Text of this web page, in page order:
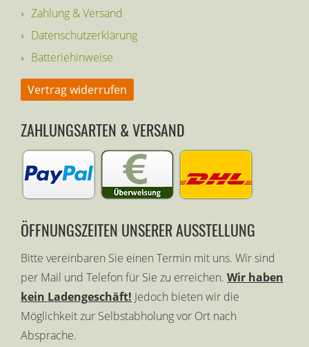
Zahlung & Versand
Datenschutzerklärung
Batteriehinweise
Vertrag widerrufen
ZAHLUNGSARTEN & VERSAND
ÖFFNUNGSZEITEN UNSERER AUSSTELLUNG
Bitte vereinbaren Sie einen Termin mit uns. Wir sind
per Mail und Telefon für Sie zu erreichen. Wir haben
kein Ladengeschäft! Jedoch bieten wir die
Möglichkeit zur Selbstabholung vor Ort nach
Absprache.